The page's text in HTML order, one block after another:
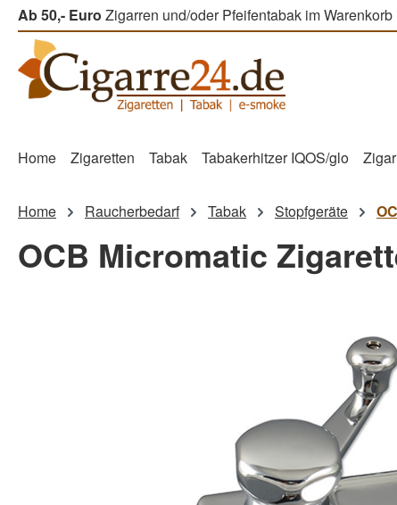
Hauptinhalt springen
Zur Suche springen
Zur Hauptnavigation springen
Ab 50,- Euro Zigarren und/oder Pfeifentabak im
Home Zigaretten Tabak Tabakerhitzer IQOS/glo
Home Raucherbedarf Tabak Stopfgeräte
OCB Micromatic